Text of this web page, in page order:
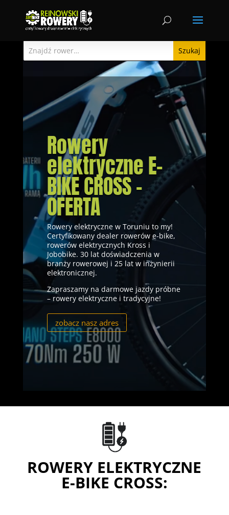
Odtwarzacz
video
Rowery
elektryczne E-
BIKE CROSS –
OFERTA
Rowery elektryczne w Toruniu to my!
Certyfikowany dealer rowerów e-bike,
rowerów elektrycznych Kross i
Jobobike. 30 lat doświadczenia w
branży rowerowej i 25 lat w inżynierii
elektronicznej.
Zapraszamy na darmowe jazdy próbne
– rowery elektryczne i tradycyjne!
zobacz nasz adres
Odtwarzacz
video
ROWERY ELEKTRYCZNE
E-BIKE CROSS: